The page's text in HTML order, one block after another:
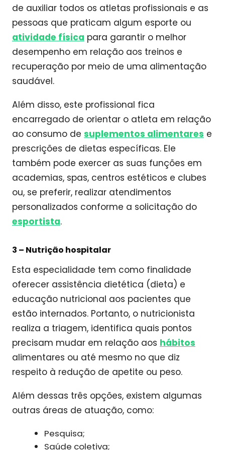
de auxiliar todos os atletas profissionais e as
pessoas que praticam algum esporte ou
atividade física para garantir o melhor
desempenho em relação aos treinos e
recuperação por meio de uma alimentação
saudável.
Além disso, este profissional fica
encarregado de orientar o atleta em relação
ao consumo de suplementos alimentares e
prescrições de dietas específicas. Ele
também pode exercer as suas funções em
academias, spas, centros estéticos e clubes
ou, se preferir, realizar atendimentos
personalizados conforme a solicitação do
esportista.
3 – Nutrição hospitalar
Esta especialidade tem como finalidade
oferecer assistência dietética (dieta) e
educação nutricional aos pacientes que
estão internados. Portanto, o nutricionista
realiza a triagem, identifica quais pontos
precisam mudar em relação aos hábitos
alimentares ou até mesmo no que diz
respeito à redução de apetite ou peso.
Além dessas três opções, existem algumas
outras áreas de atuação, como:
Pesquisa;
Saúde coletiva;